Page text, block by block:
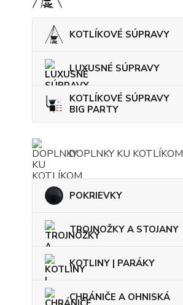
KOTLÍKOVÉ SÚPRAVY
LUXUSNÉ SÚPRAVY
KOTLÍKOVÉ SÚPRAVY
BIG PARTY
DOPLNKY KU KOTLÍKOM
POKRIEVKY
TROJNOŽKY A STOJANY
KOTLINY | PARÁKY
CHRÁNIČE A OHNISKÁ